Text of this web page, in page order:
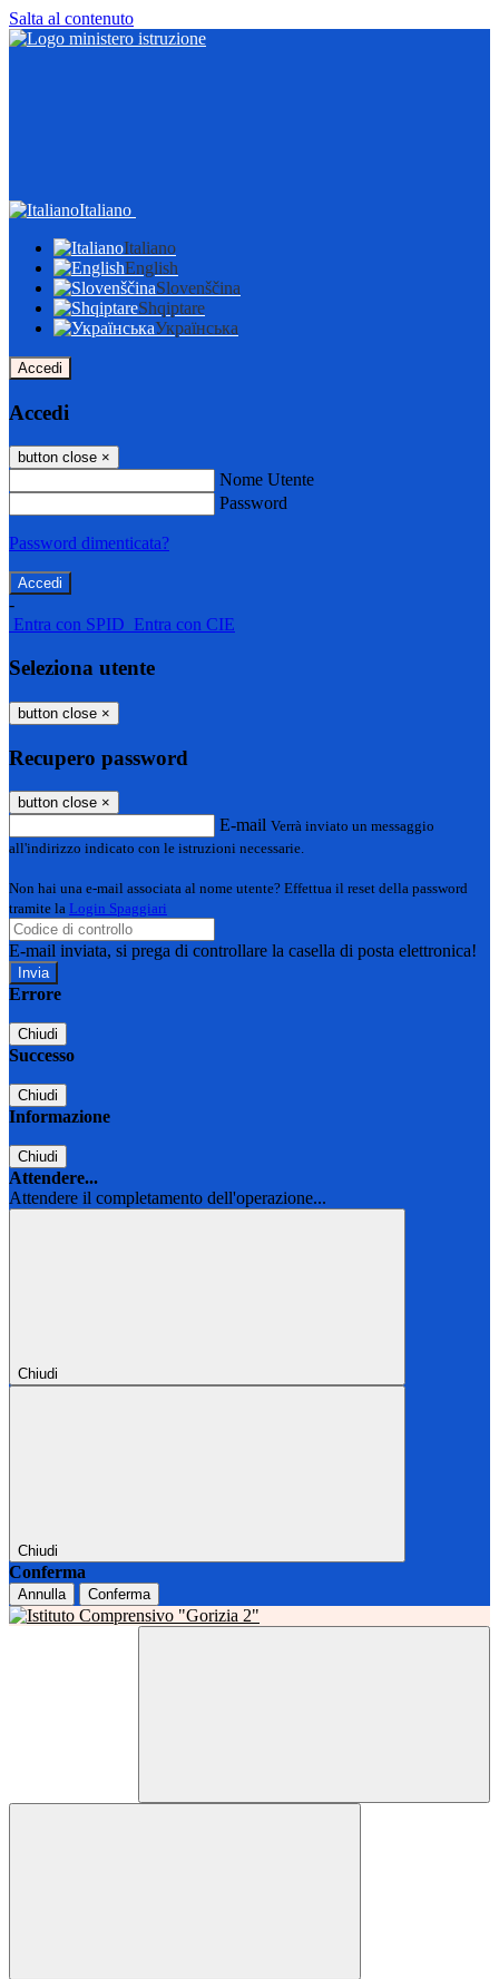
Salta al contenuto
Italiano
Italiano
English
Slovenščina
Shqiptare
Українська
Accedi
Accedi
button close ×
Nome Utente
Password
Password dimenticata?
-
Entra con SPID Entra con CIE
Seleziona utente
button close ×
Recupero password
button close ×
E-mail Verrà inviato un messaggio
all'indirizzo indicato con le istruzioni necessarie.
Non hai una e-mail associata al nome utente? Effettua il reset della password
tramite la Login Spaggiari
E-mail inviata, si prega di controllare la casella di posta elettronica!
Errore
Chiudi
Successo
Chiudi
Informazione
Chiudi
Attendere...
Attendere il completamento dell'operazione...
Chiudi
Chiudi
Conferma
Annulla Conferma